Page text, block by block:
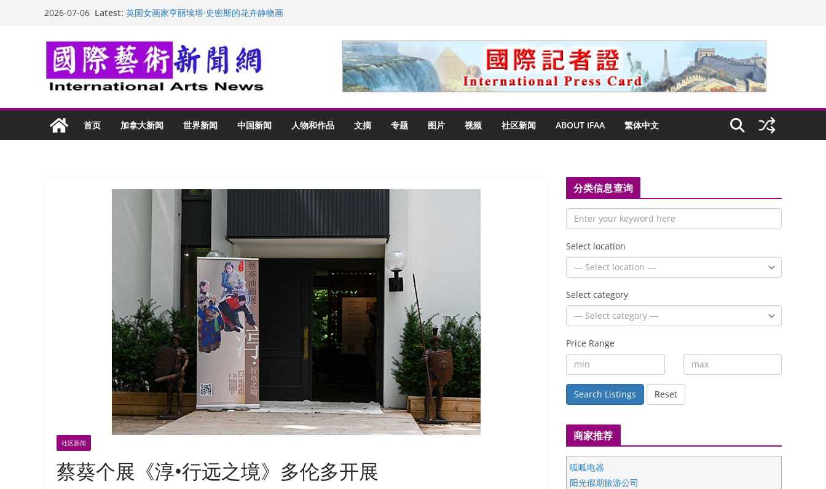
2026-07-06 Latest: 英国女画家亨丽埃塔·史密斯的花卉静物画
玛丽安娜·卡拉切娃的绘画：幽默和难以言喻的快乐
苏方 ：“字”得其乐
首页 加拿大新闻 世界新闻 中国新闻 人物和作品 文摘 专题 图片 视频 社区新闻 ABOUT IFAA 繁体中文
社区新闻
蔡葵个展《淳•行远之境》多伦多开展
分类信息查询
Select location
Select category
Price Range
Search Listings Reset
商家推荐
呱呱电器
阳光假期旅游公司